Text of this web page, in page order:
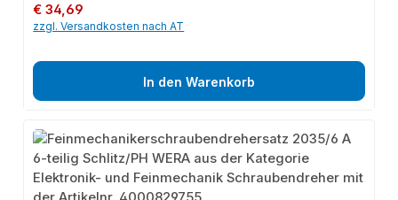
Regulärer Preis:
€ 34,69
zzgl. Versandkosten nach AT
In den Warenkorb